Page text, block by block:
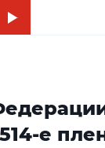
е